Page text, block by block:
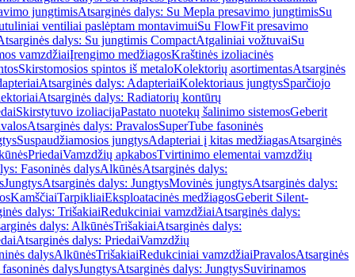
jungtimisAtsarginės dalys: Su Mepla presavimo jungtimisSu
ventiliai paslėptam montavimuiSu FlowFit presavimo
dalys: Su jungtimis CompactAtgaliniai vožtuvaiSu
vamzdžiaiĮrengimo medžiagosKraštinės izoliacinės
Skirstomosios spintos iš metaloKolektorių asortimentasAtsarginės
Atsarginės dalys: AdapteriaiKolektoriaus jungtysSparčiojo
Atsarginės dalys: Radiatorių kontūrų
Skirstytuvo izoliacijaPastato nuotekų šalinimo sistemosGeberit
Atsarginės dalys: PravalosSuperTube fasoninės
Suspaudžiamosios jungtysAdapteriai į kitas medžiagasAtsarginės
PriedaiVamzdžių apkabosTvirtinimo elementai vamzdžių
Fasoninės dalysAlkūnėsAtsarginės dalys:
JungtysAtsarginės dalys: JungtysMovinės jungtysAtsarginės dalys:
KamščiaiTarpikliaiEksploatacinės medžiagosGeberit Silent-
dalys: TrišakiaiRedukciniai vamzdžiaiAtsarginės dalys:
dalys: AlkūnėsTrišakiaiAtsarginės dalys:
Atsarginės dalys: PriedaiVamzdžių
dalysAlkūnėsTrišakiaiRedukciniai vamzdžiaiPravalosAtsarginės
dalysJungtysAtsarginės dalys: JungtysSuvirinamos